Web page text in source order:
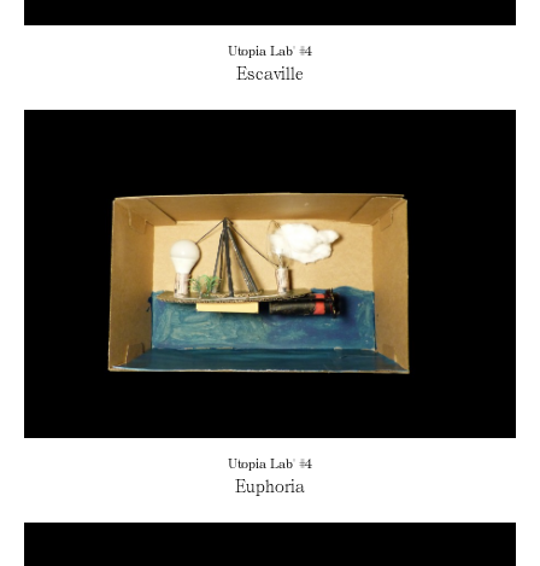
Utopia Lab' #4
Escaville
Utopia Lab' #4
Euphoria